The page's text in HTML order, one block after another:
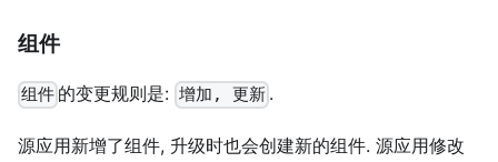
组件
组件 的变更规则是: 增加, 更新 .
源应用新增了组件, 升级时也会创建新的组件. 源应用修改